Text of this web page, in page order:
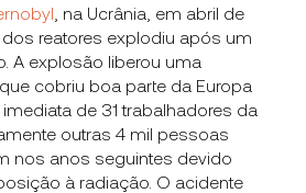
, na Ucrânia, em abril de
reatores explodiu após um
A explosão liberou uma
cobriu boa parte da Europa
de 31 trabalhadores da
outras 4 mil pessoas
nos anos seguintes devido
à radiação. O acidente